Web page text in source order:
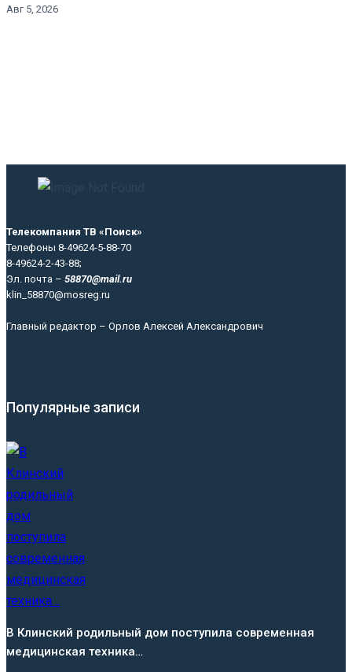
Авг 5, 2026
Телекомпания ТВ «Поиск»
Телефоны 8-49624-5-88-70
8-49624-2-43-88;
Эл. почта – 58870@mail.ru
klin_58870@mosreg.ru
Главный редактор – Орлов Алексей Александрович
Популярные записи
В Клинский родильный дом поступила современная
медицинская техника…